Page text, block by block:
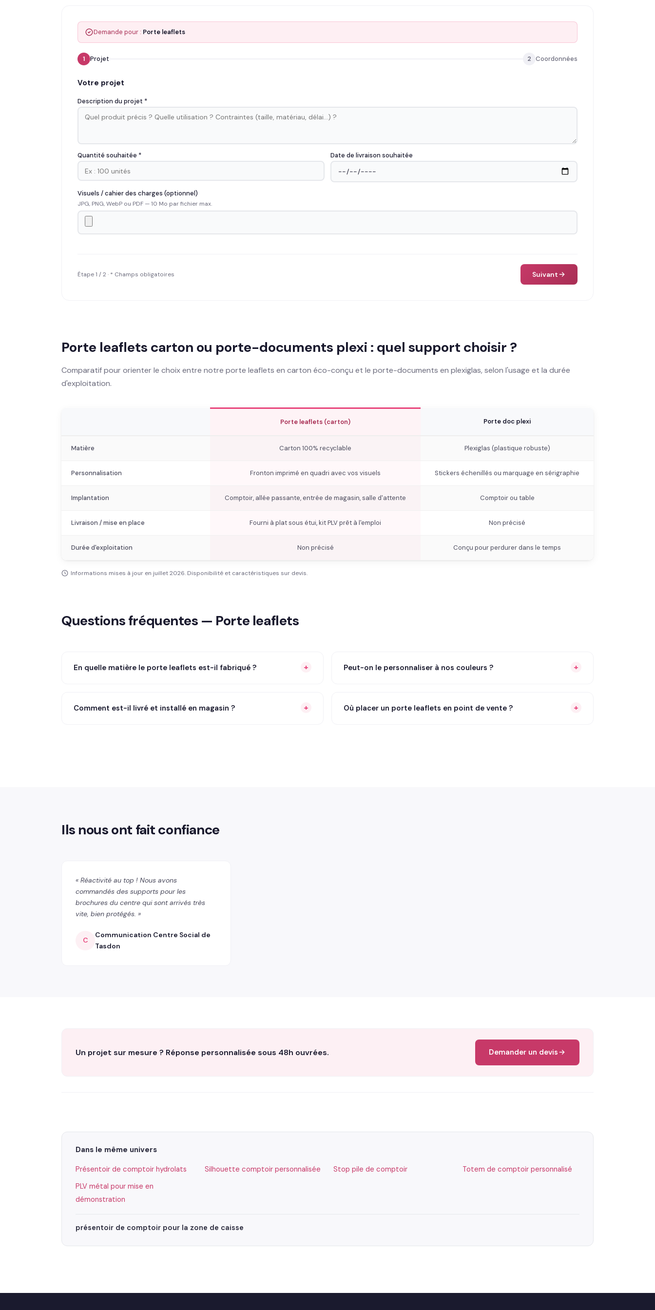
Demande pour : Porte leaflets
1 Projet 2 Coordonnées
Votre projet
Description du projet *
Quantité souhaitée * Date de livraison souhaitée
Visuels / cahier des charges (optionnel)
JPG, PNG, WebP ou PDF — 10 Mo par fichier max.
Étape 1 / 2 · * Champs obligatoires Suivant
Porte leaflets carton ou porte-documents plexi : quel support choisir ?
Comparatif pour orienter le choix entre notre porte leaflets en carton éco-conçu et le porte-documents en plexiglas, selon l'usage et la durée
d'exploitation.
Porte leaflets (carton) Porte doc plexi
Matière Carton 100% recyclable Plexiglas (plastique robuste)
Personnalisation Fronton imprimé en quadri avec vos visuels Stickers échenillés ou marquage en sérigraphie
Implantation Comptoir, allée passante, entrée de magasin, salle d'attente Comptoir ou table
Livraison / mise en place Fourni à plat sous étui, kit PLV prêt à l'emploi Non précisé
Durée d'exploitation Non précisé Conçu pour perdurer dans le temps
Informations mises à jour en juillet 2026. Disponibilité et caractéristiques sur devis.
Questions fréquentes — Porte leaflets
En quelle matière le porte leaflets est-il fabriqué ? Peut-on le personnaliser à nos couleurs ?
Comment est-il livré et installé en magasin ? Où placer un porte leaflets en point de vente ?
Ils nous ont fait confiance
« Réactivité au top ! Nous avons
commandés des supports pour les
brochures du centre qui sont arrivés très
vite, bien protégés. »
C
Communication Centre Social de
Tasdon
Un projet sur mesure ? Réponse personnalisée sous 48h ouvrées. Demander un devis
Dans le même univers
Présentoir de comptoir hydrolats Silhouette comptoir personnalisée Stop pile de comptoir
Totem de comptoir personnalisé
PLV métal pour mise en
démonstration
présentoir de comptoir pour la zone de caisse